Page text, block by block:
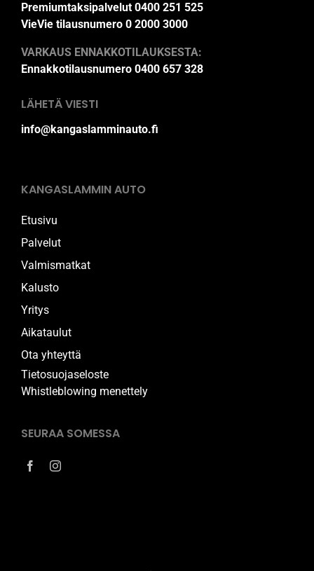
Premiumtaksipalvelut 0400 251 525
VieVie tilausnumero 0 2000 3000
VARKAUS ENNAKKOTILAUKSESTA:
Ennakkotilausnumero 0400 657 328
LÄHETÄ VIESTI
info@kangaslamminauto.fi
KANGASLAMMIN AUTO
Etusivu
Palvelut
Valmismatkat
Kalusto
Yritys
Aikataulut
Ota yhteyttä
Tietosuojaseloste
Whistleblowing menettely
SEURAA SOMESSA